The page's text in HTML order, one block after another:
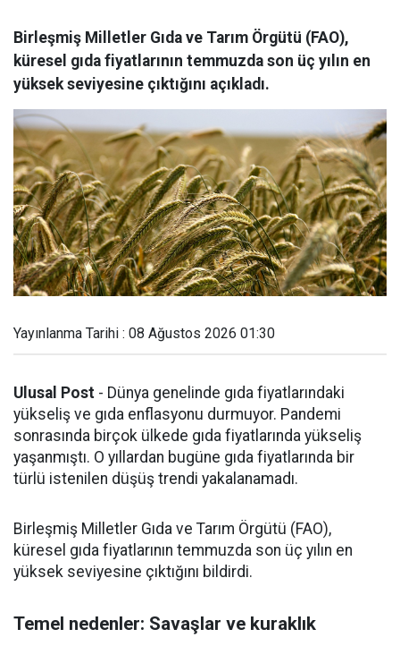
Birleşmiş Milletler Gıda ve Tarım Örgütü (FAO),
küresel gıda fiyatlarının temmuzda son üç yılın en
yüksek seviyesine çıktığını açıkladı.
Yayınlanma Tarihi : 08 Ağustos 2026 01:30
Ulusal Post - Dünya genelinde gıda fiyatlarındaki
yükseliş ve gıda enflasyonu durmuyor. Pandemi
sonrasında birçok ülkede gıda fiyatlarında yükseliş
yaşanmıştı. O yıllardan bugüne gıda fiyatlarında bir
türlü istenilen düşüş trendi yakalanamadı.
Birleşmiş Milletler Gıda ve Tarım Örgütü (FAO),
küresel gıda fiyatlarının temmuzda son üç yılın en
yüksek seviyesine çıktığını bildirdi.
Temel nedenler: Savaşlar ve kuraklık